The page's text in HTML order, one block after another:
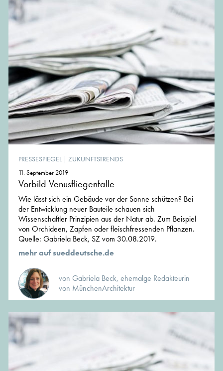
PRESSESPIEGEL | ZUKUNFTSTRENDS
11. September 2019
Vorbild Venusfliegenfalle
Wie lässt sich ein Gebäude vor der Sonne schützen? Bei
der Entwicklung neuer Bauteile schauen sich
Wissenschaftler Prinzipien aus der Natur ab. Zum Beispiel
von Orchideen, Zapfen oder fleischfressenden Pflanzen.
Quelle: Gabriela Beck, SZ vom 30.08.2019.
mehr auf sueddeutsche.de
von Gabriela Beck, ehemalge Redakteurin
von MünchenArchitektur